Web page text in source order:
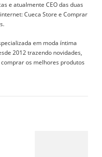
e atualmente CEO das duas
Cueca Store e Comprar
em moda íntima
2012 trazendo novidades,
os melhores produtos